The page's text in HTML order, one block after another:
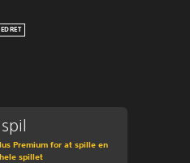
Premium for at spille en
spillet